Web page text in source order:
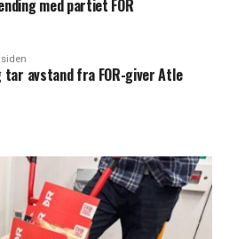
med partiet FOR
siden
tar avstand fra FOR-giver Atle